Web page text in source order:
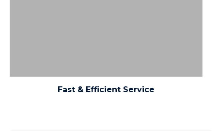
Fast & Efficient Service